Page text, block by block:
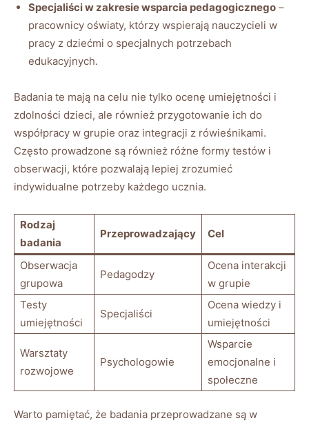
Specjaliści w zakresie wsparcia pedagogicznego –
pracownicy oświaty, którzy wspierają nauczycieli w
pracy z dziećmi o specjalnych potrzebach
edukacyjnych.
Badania te mają na celu nie tylko ocenę umiejętności i
zdolności dzieci, ale również przygotowanie ich do
współpracy w grupie oraz integracji z rówieśnikami.
Często prowadzone są również różne formy testów i
obserwacji, które pozwalają lepiej zrozumieć
indywidualne potrzeby każdego ucznia.
Rodzaj
badania
Przeprowadzający Cel
Obserwacja
grupowa
Pedagodzy
Ocena interakcji
w grupie
Testy
umiejętności
Specjaliści
Ocena wiedzy i
umiejętności
Warsztaty
rozwojowe
Psychologowie
Wsparcie
emocjonalne i
społeczne
Warto pamiętać, że badania przeprowadzane są w